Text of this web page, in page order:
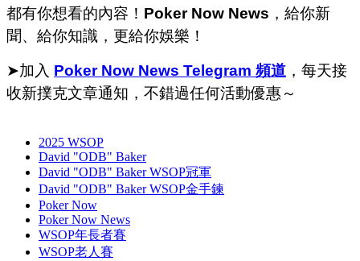
都有你想看的內容！ Poker Now News ，給你新
聞、給你知識，更給你娛樂！
➤加入 Poker Now News Telegram 頻道 ，每天接
收新撲克文章通知，不錯過任何活動優惠～
2025 WSOP
David "ODB" Baker
David "ODB" Baker WSOP冠軍
David "ODB" Baker WSOP金手鍊
Poker Now
Poker Now News
WSOP年長者賽
WSOP老人賽